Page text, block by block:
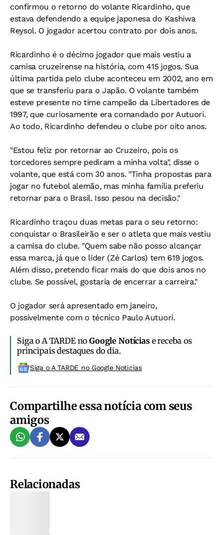
confirmou o retorno do volante Ricardinho, que
estava defendendo a equipe japonesa do Kashiwa
Reysol. O jogador acertou contrato por dois anos.
Ricardinho é o décimo jogador que mais vestiu a
camisa cruzeirense na história, com 415 jogos. Sua
última partida pelo clube aconteceu em 2002, ano em
que se transferiu para o Japão. O volante também
esteve presente no time campeão da Libertadores de
1997, que curiosamente era comandado por Autuori.
Ao todo, Ricardinho defendeu o clube por oito anos.
"Estou feliz por retornar ao Cruzeiro, pois os
torcedores sempre pediram a minha volta", disse o
volante, que está com 30 anos. "Tinha propostas para
jogar no futebol alemão, mas minha família preferiu
retornar para o Brasil. Isso pesou na decisão."
Ricardinho traçou duas metas para o seu retorno:
conquistar o Brasileirão e ser o atleta que mais vestiu
a camisa do clube. "Quem sabe não posso alcançar
essa marca, já que o líder (Zé Carlos) tem 619 jogos.
Além disso, pretendo ficar mais do que dois anos no
clube. Se possível, gostaria de encerrar a carreira."
O jogador será apresentado em janeiro,
possivelmente com o técnico Paulo Autuori.
Siga o A TARDE noGoogle Notíciase receba os
principais destaques do dia.
Siga o A TARDE no Google Noticias
Compartilhe essa notícia com seus
amigos
Relacionadas